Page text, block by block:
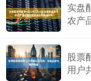
实盘
农产
股票
用户